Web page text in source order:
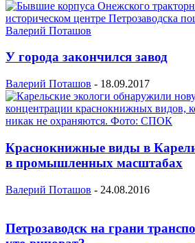
У города закончился завод
Валерий Поташов - 18.09.2017
Краснокнижные виды в
в промышленных масштабах
Валерий Поташов - 24.08.2016
Петрозаводск на грани